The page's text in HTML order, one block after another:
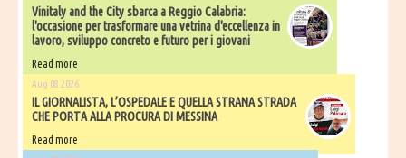
Vinitaly and the City sbarca a Reggio Calabria:
l'occasione per trasformare una vetrina d'eccellenza in
lavoro, sviluppo concreto e futuro per i giovani
Read more
Aug 08 2026
IL GIORNALISTA, L’OSPEDALE E QUELLA STRANA STRADA
CHE PORTA ALLA PROCURA DI MESSINA
Read more